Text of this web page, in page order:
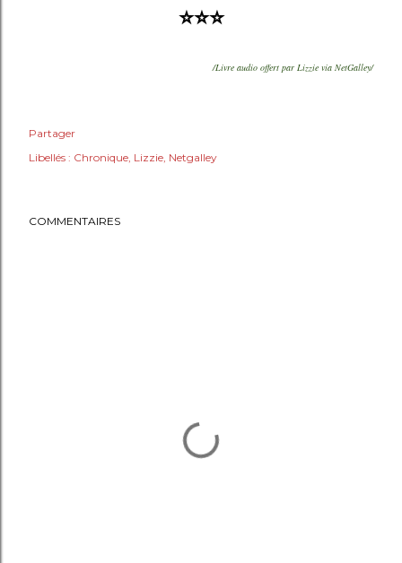
⭐⭐⭐
/Livre audio offert par Lizzie via NetGalley/
Partager
Libellés : Chronique Lizzie Netgalley
COMMENTAIRES